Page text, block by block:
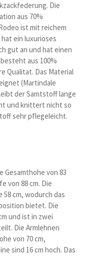
Die
aus 70%
ist mit reichem
ein luxurioses
gut an und hat einen
aus 100%
Qualitat. Das Material
(Martindale
der Samtstoff lange
und knittert nicht so
sehr pflegeleicht.
Gesamthohe von 83
von 88 cm. Die
cm, wodurch das
bietet. Die
und ist in zwei
Die Armlehnen
von 70 cm,
sind 16 cm hoch. Das